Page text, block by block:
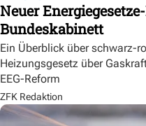
Neuer
Bundeskabinett
Ein Überblick über schwarz-
Heizungsgesetz über
EEG-Reform
ZFK Redaktion